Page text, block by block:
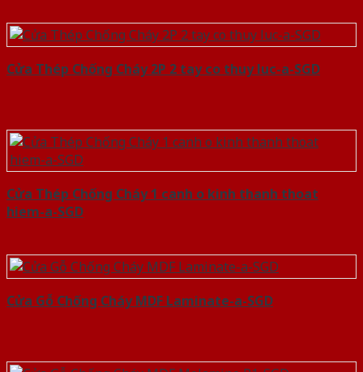
Cửa Thép Chống Cháy 2P 2 tay co thuy luc-a-SGD
Cửa Thép Chống Cháy 1 canh o kinh thanh thoat
hiem-a-SGD
Cửa Gỗ Chống Cháy MDF Laminate-a-SGD